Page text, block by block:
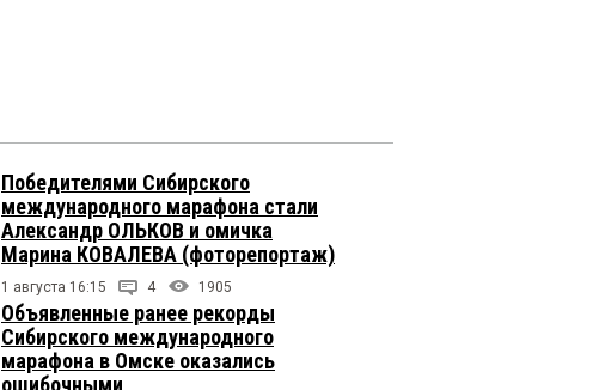
Победителями Сибирского
международного марафона стали
Александр ОЛЬКОВ и омичка
Марина КОВАЛЕВА (фоторепортаж)
1 августа 16:15 4 1905
Объявленные ранее рекорды
Сибирского международного
марафона в Омске оказались
ошибочными